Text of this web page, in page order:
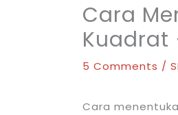
Cara
Kuadrat
5 Comments /
Cara